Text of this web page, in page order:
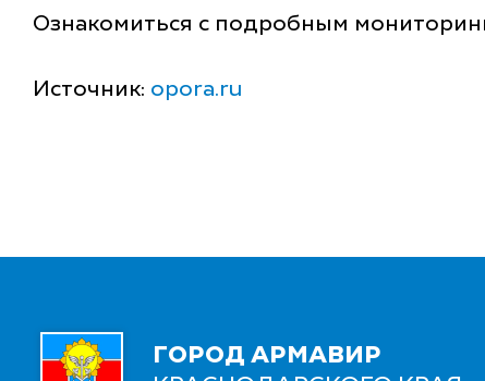
Ознакомиться с подробным
Источник: opora.ru
ГОРОД АРМАВИР